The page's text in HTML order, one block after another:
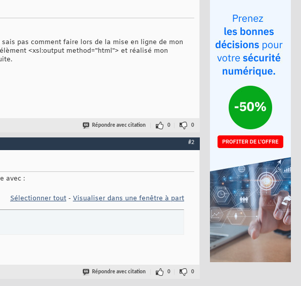
pas comment faire lors de la mise en ligne de mon
<xsl:output method="html"> et réalisé mon
Répondre avec citation 0 0
#2
avec :
Sélectionner tout - Visualiser dans une fenêtre à part
Répondre avec citation 0 0